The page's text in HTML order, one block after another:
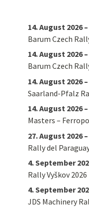
14. August 2026 –
Barum Czech
14. August 2026 –
Barum Czech
14. August 2026 –
Saarland-Pfalz
14. August 2026 –
Masters –
27. August 2026 –
Rally del
4. September
Rally Vyškov 2026
4. September
JDS Machinery